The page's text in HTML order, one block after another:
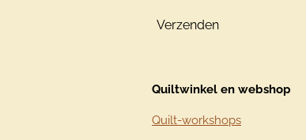
Verzenden
Quiltwinkel en webshop
Quilt-workshops